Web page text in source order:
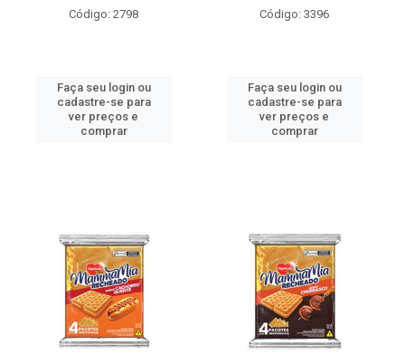
Código: 2798
Faça seu login ou
cadastre-se para
ver preços e
comprar
Código: 3396
Faça seu login ou
cadastre-se para
ver preços e
comprar